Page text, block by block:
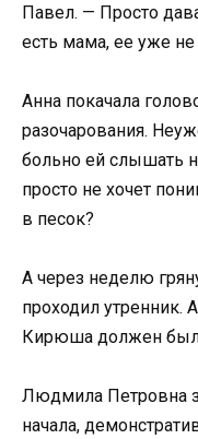
Павел. — Просто
есть мама, ее уже
Анна покачала
разочарования.
больно ей слышать
просто не хочет
в песок?
А через неделю
проходил утренник.
Кирюша должен был
Людмила Петровна
начала,